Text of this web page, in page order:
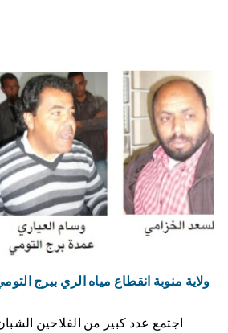
ولاية منوبة انقطاع مياه الري ببرج
اجتمع عدد كبير من الفلاحين